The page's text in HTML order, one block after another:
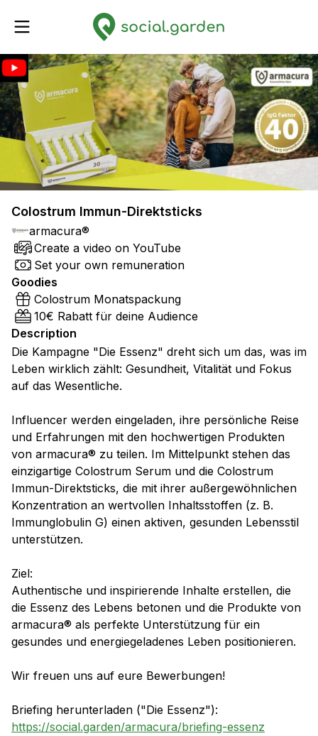
Colostrum Immun-Direktsticks
armacura®
Create a video on YouTube
Set your own remuneration
Goodies
Colostrum Monatspackung
10€ Rabatt für deine Audience
Description
Die Kampagne "Die Essenz" dreht sich um das, was im
Leben wirklich zählt: Gesundheit, Vitalität und Fokus
auf das Wesentliche.
Influencer werden eingeladen, ihre persönliche Reise
und Erfahrungen mit den hochwertigen Produkten
von armacura® zu teilen. Im Mittelpunkt stehen das
einzigartige Colostrum Serum und die Colostrum
Immun-Direktsticks, die mit ihrer außergewöhnlichen
Konzentration an wertvollen Inhaltsstoffen (z. B.
Immunglobulin G) einen aktiven, gesunden Lebensstil
unterstützen.
Ziel:
Authentische und inspirierende Inhalte erstellen, die
die Essenz des Lebens betonen und die Produkte von
armacura® als perfekte Unterstützung für ein
gesundes und energiegeladenes Leben positionieren.
Wir freuen uns auf eure Bewerbungen!
Briefing herunterladen ("Die Essenz"):
https://social.garden/armacura/briefing-essenz